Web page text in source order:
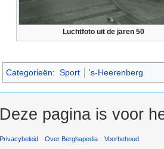
Luchtfoto uit de jaren 50
Categorieën: Sport 's-Heerenberg
Deze pagina is voor
Privacybeleid Over Berghapedia Voorbehoud